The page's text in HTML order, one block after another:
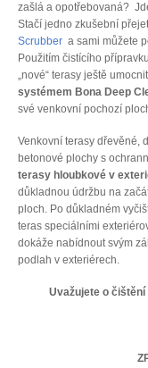
zašlá a opotřebovaná?
Stačí jedno zkušební
Scrubber a sami můžete
Použitím čistícího přípravku
„nové“ terasy ještě
systémem Bona Deep
své venkovní pochozí
Venkovní terasy dřevěné,
betonové plochy s
terasy hloubkové v
důkladnou údržbu na
ploch. Po důkladném
teras speciálními
dokáže nabídnout svým
podlah v exteriérech.
Uvažujete o